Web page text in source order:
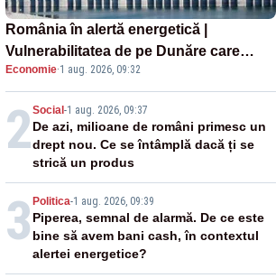
România în alertă energetică |
Vulnerabilitatea de pe Dunăre care
pune în pericol Centrala Cernavodă era
cunoscută de pe vremea lui Ceaușescu
Economie·1 aug. 2026, 09:32
2Social-1 aug. 2026, 09:37
De azi, milioane de români primesc un
drept nou. Ce se întâmplă dacă ți se
strică un produs
3 Politica-1 aug. 2026, 09:39
Piperea, semnal de alarmă. De ce este
bine să avem bani cash, în contextul
alertei energetice?